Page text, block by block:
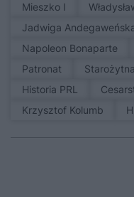
Mieszko I
Jadwiga
Napoleon Bonaparte
patronat
Historia PRL
Krzysztof Kolumb